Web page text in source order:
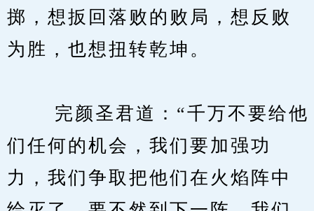
掷，想扳回落败的败局，想反败
为胜，也想扭转乾坤。
完颜圣君道：“千万不要给他
们任何的机会，我们要加强功
力，我们争取把他们在火焰阵中